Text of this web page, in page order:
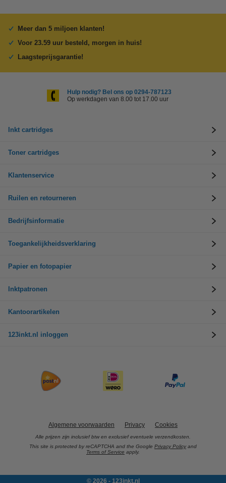
Meer dan 5 miljoen klanten!
Voor 23.59 uur besteld, morgen in huis!
Laagsteprijsgarantie!
Hulp nodig? Bel ons op 0294-787123
Op werkdagen van 8.00 tot 17.00 uur
Inkt cartridges
Toner cartridges
Klantenservice
Ruilen en retourneren
Bedrijfsinformatie
Toegankelijkheidsverklaring
Papier en fotopapier
Inktpatronen
Kantoorartikelen
123inkt.nl inloggen
Algemene voorwaarden Privacy Cookies
Alle prijzen zijn inclusief btw en exclusief eventuele verzendkosten.
This site is protected by reCAPTCHA and the Google Privacy Policy and
Terms of Service apply.
© 2026 - 123inkt.nl